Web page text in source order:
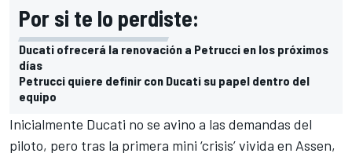
Por si te lo perdiste:
Ducati ofrecerá la renovación a Petrucci en los próximos
días
Petrucci quiere definir con Ducati su papel dentro del
equipo
Inicialmente Ducati no se avino a las demandas del
piloto, pero tras la primera mini ‘crisis’vivida en Assen,